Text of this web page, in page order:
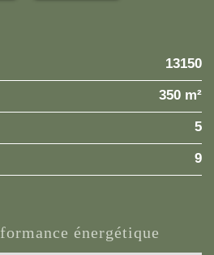
13150
350 m²
5
9
énergétique